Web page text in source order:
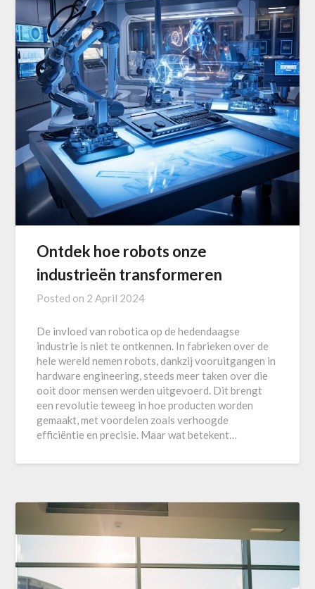
Ontdek hoe robots onze
industrieën transformeren
Posted on 2 April 2024
De invloed van robotica op de hedendaagse
industrie is niet te ontkennen. In fabrieken over de
hele wereld nemen robots, dankzij vooruitgangen in
hardware engineering, steeds meer taken over die
ooit door mensen werden uitgevoerd. Dit brengt
een revolutie teweeg in hoe producten worden
gemaakt, met voordelen zoals verhoogde
efficiëntie en precisie. Maar wat betekent…